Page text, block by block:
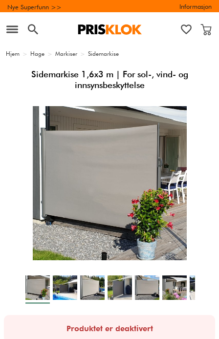
Nye Superfunn >> Informasjon
Hjem > Hage > Markiser > Sidemarkise
Sidemarkise 1,6x3 m | For sol-, vind- og
innsynsbeskyttelse
Produktet er deaktivert